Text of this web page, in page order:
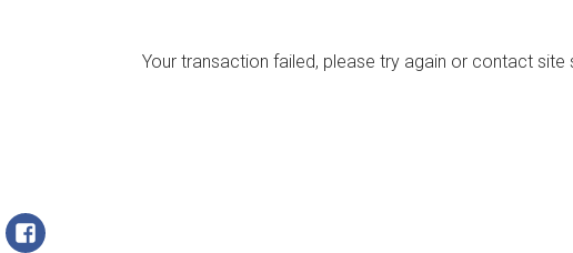
Your transaction failed, please try again or contact site